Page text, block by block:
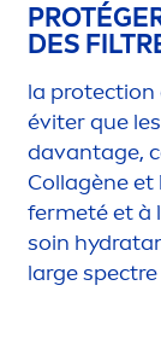
DES
la protection
éviter que
davantage,
Collagène et
fermeté et à
soin hydra
large